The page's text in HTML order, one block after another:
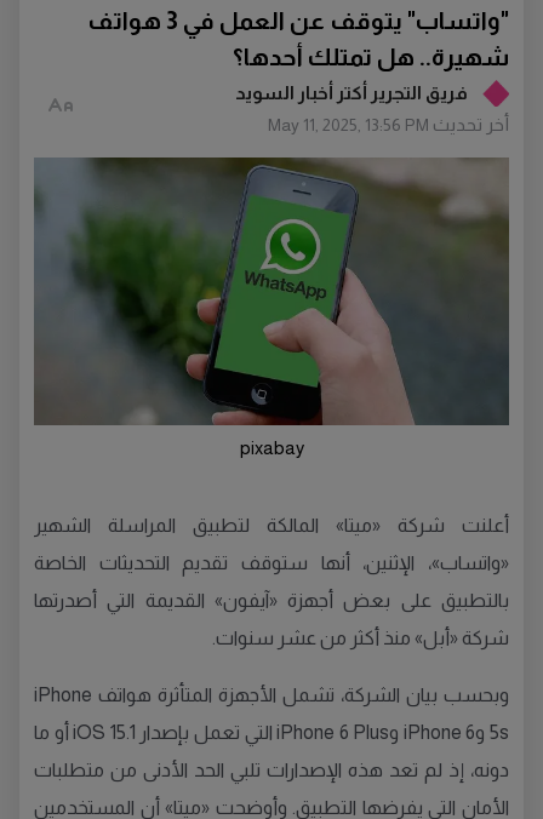
فريق التجرير أكتر أخبار السويد
أخر تحديث May 11, 2025, 13:56 PM
"واتساب" يتوقف عن العمل في 3 هواتف
شهيرة.. هل تمتلك أحدها؟
pixabay
أعلنت شركة «ميتا» المالكة لتطبيق المراسلة الشهير
«واتساب»، الإثنين، أنها ستوقف تقديم التحديثات الخاصة
بالتطبيق على بعض أجهزة «آيفون» القديمة التي أصدرتها
شركة «أبل» منذ أكثر من عشر سنوات.
وبحسب بيان الشركة، تشمل الأجهزة المتأثرة هواتف iPhone
5s وiPhone 6 وiPhone 6 Plus التي تعمل بإصدار iOS 15.1 أو ما
دونه، إذ لم تعد هذه الإصدارات تلبي الحد الأدنى من متطلبات
الأمان التي يفرضها التطبيق. وأوضحت «ميتا» أن المستخدمين